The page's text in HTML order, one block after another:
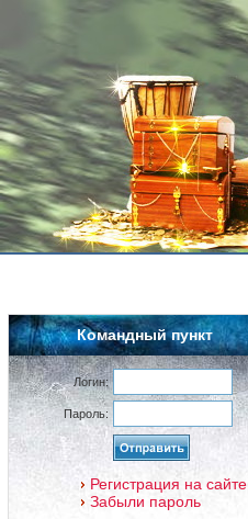
Командный пункт
Логин:
Пароль:
Регистрация на сайте
Забыли пароль